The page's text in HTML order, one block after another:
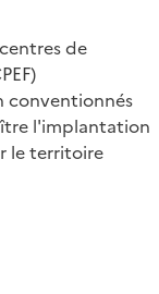
de
conventionnés
l'implantation
le territoire